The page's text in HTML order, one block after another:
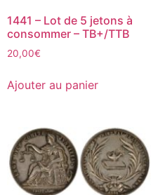
1441 – Lot de 5 jetons à
consommer – TB+/TTB
20,00€
Ajouter au panier